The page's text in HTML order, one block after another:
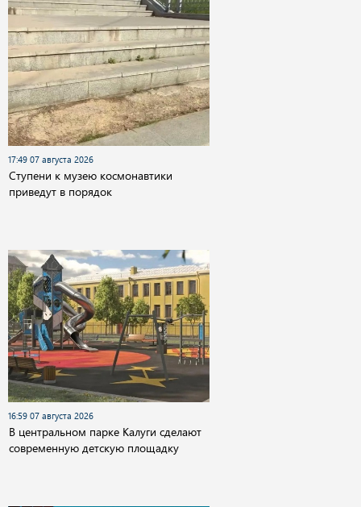
17:49 07 августа 2026
Cтупени к музею космонавтики
приведут в порядок
16:59 07 августа 2026
В центральном парке Калуги сделают
современную детскую площадку